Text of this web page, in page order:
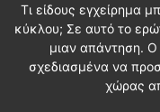
Τι είδους εγχείρημα
κύκλου; Σε αυτό το
μιαν απάντηση. Ο
σχεδιασμένα να
χώρας